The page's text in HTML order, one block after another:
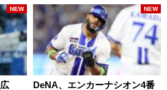
NEW
DeNA、エンカーナシオン4番
NEW